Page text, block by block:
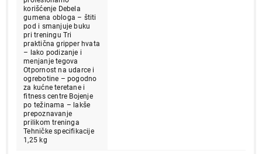
korišćenje Debela
gumena obloga – štiti
pod i smanjuje buku
pri treningu Tri
praktična gripper hvata
– lako podizanje i
menjanje tegova
Otpornost na udarce i
ogrebotine – pogodno
za kućne teretane i
fitness centre Bojenje
po težinama – lakše
prepoznavanje
prilikom treninga
Tehničke specifikacije
1,25 kg